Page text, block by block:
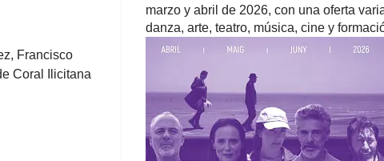
Francisco
Coral Ilicitana
marzo y abril de 2026, con una oferta
danza, arte, teatro, música, cine y